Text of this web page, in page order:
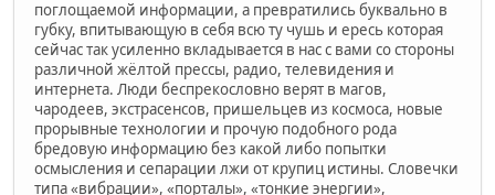
поглощаемой информации, а превратились буквально в
губку, впитывающую в себя всю ту чушь и ересь которая
сейчас так усиленно вкладывается в нас с вами со стороны
различной жёлтой прессы, радио, телевидения и
интернета. Люди беспрекословно верят в магов,
чародеев, экстрасенсов, пришельцев из космоса, новые
прорывные технологии и прочую подобного рода
бредовую информацию без какой либо попытки
осмысления и сепарации лжи от крупиц истины. Словечки
типа «вибрации», «порталы», «тонкие энергии»,